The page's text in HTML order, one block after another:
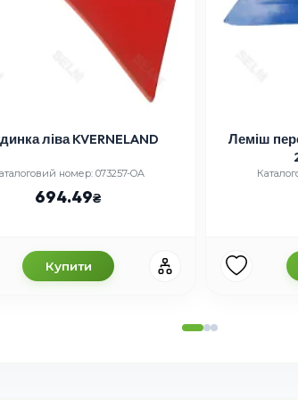
ліва KVERNELAND
номер: 073257-OA
694.49
Купити
Леміш